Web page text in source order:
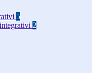
5
2